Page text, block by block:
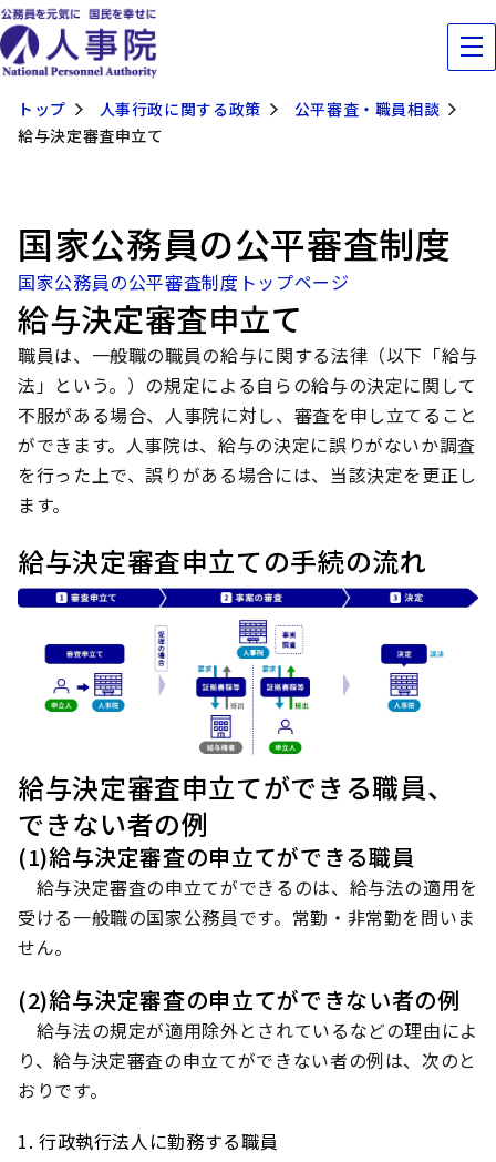
トップ 人事行政に関する政策
公平審査・職員相談
給与決定審査申立て
国家公務員の公平審査制度
国家公務員の公平審査制度トップページ
給与決定審査申立て
職員は、一般職の職員の給与に関する法律（以下「給与
法」という。）の規定による自らの給与の決定に関して
不服がある場合、人事院に対し、審査を申し立てること
ができます。人事院は、給与の決定に誤りがないか調査
を行った上で、誤りがある場合には、当該決定を更正し
ます。
給与決定審査申立ての手続の流れ
給与決定審査申立てができる職員、
できない者の例
(1)給与決定審査の申立てができる職員
給与決定審査の申立てができるのは、給与法の適用を
受ける一般職の国家公務員です。常勤・非常勤を問いま
せん。
(2)給与決定審査の申立てができない者の例
給与法の規定が適用除外とされているなどの理由によ
り、給与決定審査の申立てができない者の例は、次のと
おりです。
行政執行法人に勤務する職員